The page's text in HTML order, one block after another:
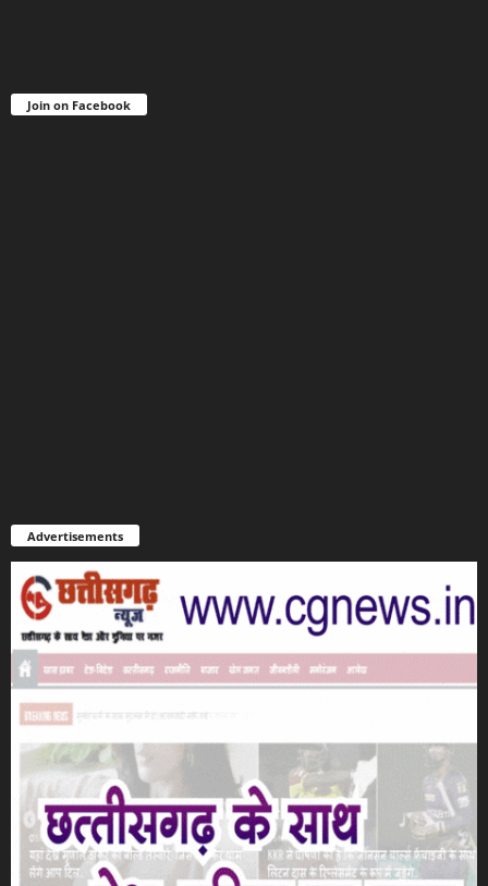
Join on Facebook
Advertisements